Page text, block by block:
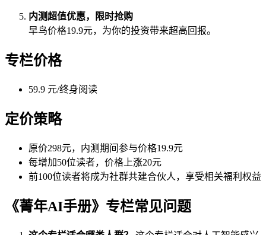
内测超值优惠，限时抢购
早鸟价格19.9元，为你的投资带来超高回报。
专栏价格
59.9 元/终身阅读
定价策略
原价298元，内测期间参与价格19.9元
每增加50位读者，价格上涨20元
前100位读者将成为社群共建合伙人，享受相关福利权益
《菁年AI手册》专栏常见问题